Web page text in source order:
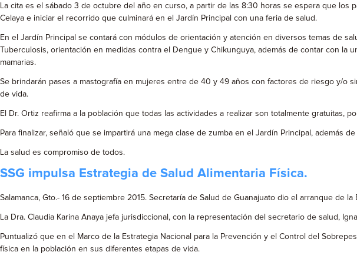
La cita es el sábado 3 de octubre del año en curso, a partir de las 8:30 horas se espera que
Celaya e iniciar el recorrido que culminará en el Jardín Principal con una feria de salud.
En el Jardín Principal se contará con módulos de orientación y atención en diversos temas de
Tuberculosis, orientación en medidas contra el Dengue y Chikunguya, además de contar con la
mamarias.
Se brindarán pases a mastografía en mujeres entre de 40 y 49 años con factores de riesgo y/o
de vida.
El Dr. Ortiz reafirma a la población que todas las actividades a realizar son totalmente gratuitas,
Para finalizar, señaló que se impartirá una mega clase de zumba en el Jardín Principal, además
La salud es compromiso de todos.
SSG impulsa Estrategia de Salud Alimentaria Física.
Salamanca, Gto.- 16 de septiembre 2015. Secretaría de Salud de Guanajuato dio el arranque de
La Dra. Claudia Karina Anaya jefa jurisdiccional, con la representación del secretario de salud,
Puntualizó que en el Marco de la Estrategia Nacional para la Prevención y el Control del
física en la población en sus diferentes etapas de vida.